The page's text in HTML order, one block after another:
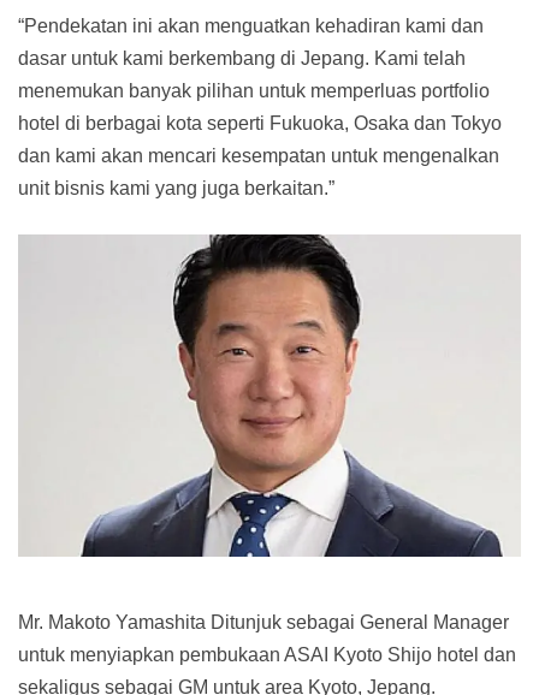
“Pendekatan ini akan menguatkan kehadiran kami dan
dasar untuk kami berkembang di Jepang. Kami telah
menemukan banyak pilihan untuk memperluas portfolio
hotel di berbagai kota seperti Fukuoka, Osaka dan Tokyo
dan kami akan mencari kesempatan untuk mengenalkan
unit bisnis kami yang juga berkaitan.”
Mr. Makoto Yamashita Ditunjuk sebagai General Manager
untuk menyiapkan pembukaan ASAI Kyoto Shijo hotel dan
sekaligus sebagai GM untuk area Kyoto, Jepang.